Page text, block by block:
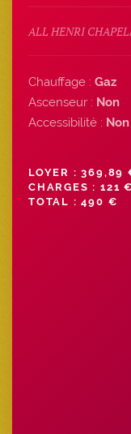
ALL HENRI
Chauffage : Gaz
Ascenseur : Non
Accessibilité : Non
LOYER : 369,89
CHARGES : 121 €
TOTAL : 490 €